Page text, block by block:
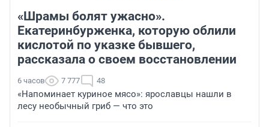
«Шрамы болят ужасно».
Екатеринбурженка, которую облили
кислотой по указке бывшего,
рассказала о своем восстановлении
6 часов 7 777 48
«Напоминает куриное мясо»: ярославцы нашли в
лесу необычный гриб — что это